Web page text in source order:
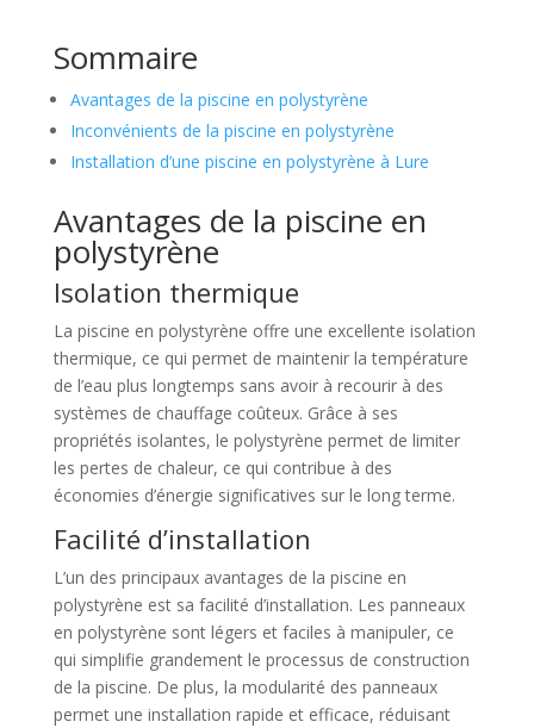
Sommaire
Avantages de la piscine en polystyrène
Inconvénients de la piscine en polystyrène
Installation d’une piscine en polystyrène à Lure
Avantages de la piscine en
polystyrène
Isolation thermique
La piscine en polystyrène offre une excellente isolation
thermique, ce qui permet de maintenir la température
de l’eau plus longtemps sans avoir à recourir à des
systèmes de chauffage coûteux. Grâce à ses
propriétés isolantes, le polystyrène permet de limiter
les pertes de chaleur, ce qui contribue à des
économies d’énergie significatives sur le long terme.
Facilité d’installation
L’un des principaux avantages de la piscine en
polystyrène est sa facilité d’installation. Les panneaux
en polystyrène sont légers et faciles à manipuler, ce
qui simplifie grandement le processus de construction
de la piscine. De plus, la modularité des panneaux
permet une installation rapide et efficace, réduisant